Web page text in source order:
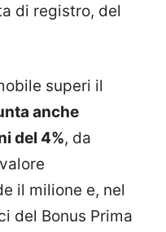
di registro, del
superi il
anche
del 4%, da
il milione e, nel
del Bonus Prima